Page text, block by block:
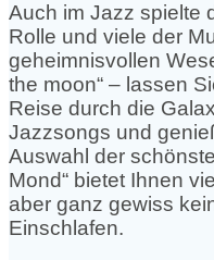
Auch im Jazz spielte
Rolle und viele der
geheimnisvollen
the moon“ – lassen
Reise durch die
Jazzsongs und
Auswahl der
Mond“ bietet Ihnen
aber ganz gewiss
Einschlafen.